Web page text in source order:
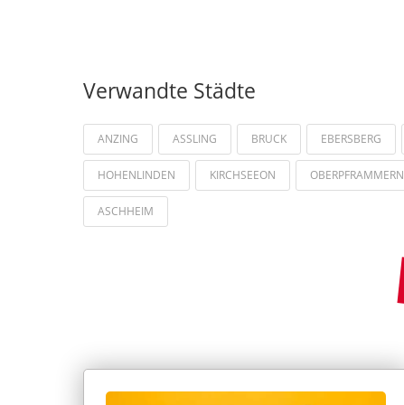
Verwandte Städte
ANZING ASSLING BRUCK EBERSBERG
HOHENLINDEN KIRCHSEEON OBERPFRAMMERN
ASCHHEIM